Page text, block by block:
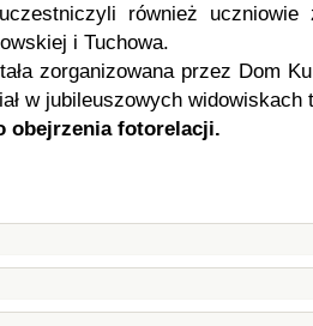
również uczniowie
i Tuchowa.
zorganizowana przez Dom
w jubileuszowych widowiskach
obejrzenia fotorelacji.